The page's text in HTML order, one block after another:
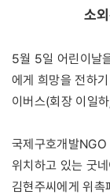
소
5월 5일 어린이날
에게 희망을 전하
이버스(회장 이일하,
국제구호개발
위치하고 있는 굿
김현주씨에게 위